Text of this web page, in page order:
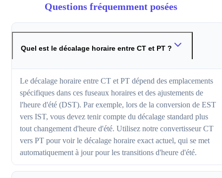
Questions fréquemment posées
Quel est le décalage horaire entre CT et PT ?
Le décalage horaire entre CT et PT dépend des emplacements
spécifiques dans ces fuseaux horaires et des ajustements de
l'heure d'été (DST). Par exemple, lors de la conversion de EST
vers IST, vous devez tenir compte du décalage standard plus
tout changement d'heure d'été. Utilisez notre convertisseur CT
vers PT pour voir le décalage horaire exact actuel, qui se met
automatiquement à jour pour les transitions d'heure d'été.